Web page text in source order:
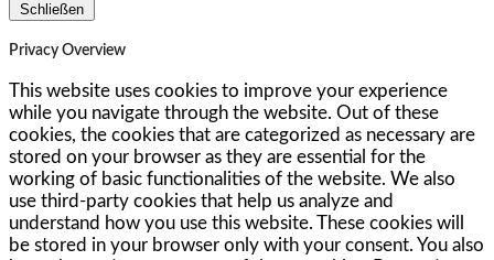
Schließen
Privacy Overview
This website uses cookies to improve your experience
while you navigate through the website. Out of these
cookies, the cookies that are categorized as necessary are
stored on your browser as they are essential for the
working of basic functionalities of the website. We also
use third-party cookies that help us analyze and
understand how you use this website. These cookies will
be stored in your browser only with your consent. You also